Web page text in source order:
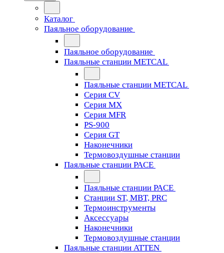
Каталог
Паяльное оборудование
Паяльное оборудование
Паяльные станции METCAL
Паяльные станции METCAL
Серия CV
Серия MX
Серия MFR
PS-900
Серия GT
Наконечники
Термовоздушные станции
Паяльные станции PACE
Паяльные станции PACE
Станции ST, MBT, PRC
Термоинструменты
Аксессуары
Наконечники
Термовоздушные станции
Паяльные станции ATTEN